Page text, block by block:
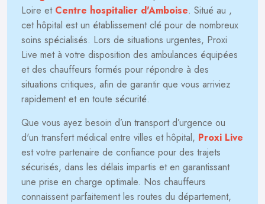
Loire et Centre hospitalier d'Amboise. Situé au ,
cet hôpital est un établissement clé pour de nombreux
soins spécialisés. Lors de situations urgentes, Proxi
Live met à votre disposition des ambulances équipées
et des chauffeurs formés pour répondre à des
situations critiques, afin de garantir que vous arriviez
rapidement et en toute sécurité.
Que vous ayez besoin d’un transport d’urgence ou
d'un transfert médical entre villes et hôpital, Proxi Live
est votre partenaire de confiance pour des trajets
sécurisés, dans les délais impartis et en garantissant
une prise en charge optimale. Nos chauffeurs
connaissent parfaitement les routes du département,